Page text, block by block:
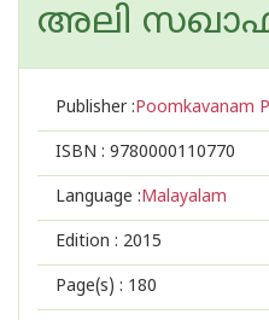
അലി
Publisher :Poomkavanam
ISBN : 9780000110770
Language :Malayalam
Edition : 2015
Page(s) : 180